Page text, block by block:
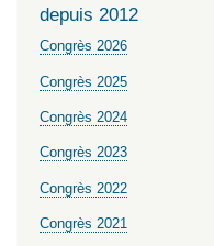
depuis 2012
Congrès 2026
Congrès 2025
Congrès 2024
Congrès 2023
Congrès 2022
Congrès 2021